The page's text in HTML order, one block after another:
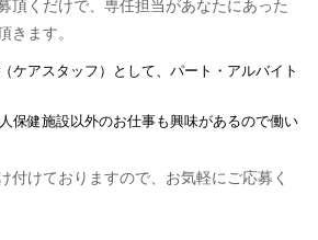
頂くだけで、専任担当があなたにあった
きます。
ケアスタッフ） として、 パート・アルバイト
保健施設以外のお仕事も興味があるので働い
付けておりますので、お気軽にご応募く